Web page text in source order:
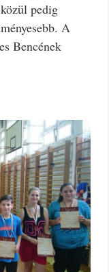
pedig
A
Bencének